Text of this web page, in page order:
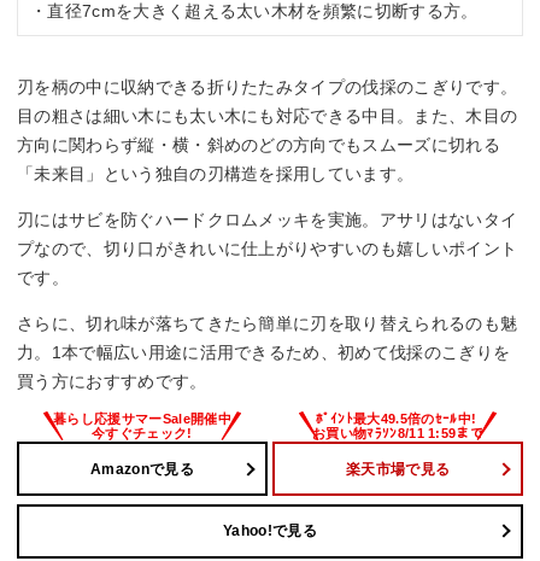
・直径7cmを大きく超える太い木材を頻繁に切断する方。
刃を柄の中に収納できる折りたたみタイプの伐採のこぎりです。
目の粗さは細い木にも太い木にも対応できる中目。また、木目の
方向に関わらず縦・横・斜めのどの方向でもスムーズに切れる
「未来目」という独自の刃構造を採用しています。
刃にはサビを防ぐハードクロムメッキを実施。アサリはないタイ
プなので、切り口がきれいに仕上がりやすいのも嬉しいポイント
です。
さらに、切れ味が落ちてきたら簡単に刃を取り替えられるのも魅
力。1本で幅広い用途に活用できるため、初めて伐採のこぎりを
買う方におすすめです。
Amazonで見る 楽天市場で見る
Yahoo!で見る